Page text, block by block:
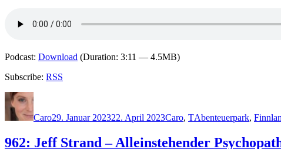
Podcast: Download (Duration: 3:11 — 4.5MB)
Subscribe: RSS
Autor
Caro29. Januar 202322. April 2023Caro, TAbenteuerpark,
962: Jeff Strand – Alleinstehender